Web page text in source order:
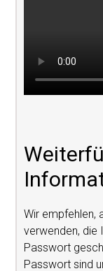
Wir empfehlen,
verwenden, die
Passwort
Passwort sind